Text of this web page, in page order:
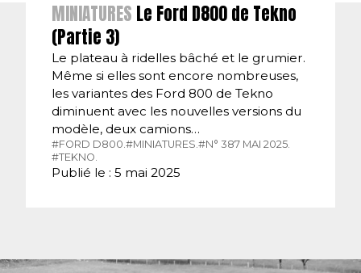
MINIATURES Le Ford D800 de Tekno
(Partie 3)
Le plateau à ridelles bâché et le grumier.
Même si elles sont encore nombreuses,
les variantes des Ford 800 de Tekno
diminuent avec les nouvelles versions du
modèle, deux camions…
#FORD D800.#MINIATURES.#N° 387 MAI 2025.
#TEKNO.
Publié le : 5 mai 2025